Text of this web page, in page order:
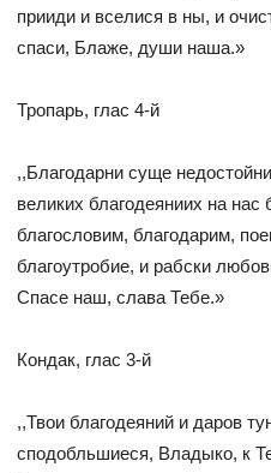
прииди и вселися в ны, и
спаси, Блаже, души наша.»
Тропарь, глас 4-й
,,Благодарни суще
великих благодеяниих на
благословим, благодарим,
благоутробие, и рабски
Спасе наш, слава Тебе.»
Кондак, глас 3-й
,,Твои благодеяний и даров
сподобльшиеся, Владыко, к